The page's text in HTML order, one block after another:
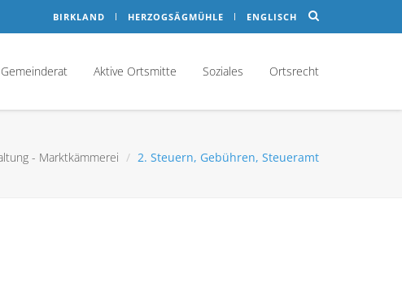
BIRKLAND HERZOGSÄGMÜHLE ENGLISCH
Aktive Ortsmitte Soziales Ortsrecht
- Marktkämmerei 2. Steuern, Gebühren, Steueramt